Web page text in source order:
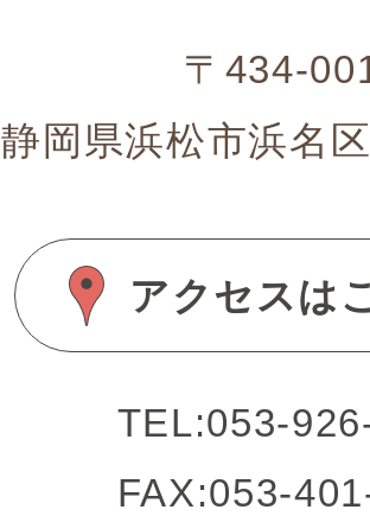
〒434-
静岡県浜松市浜名
アクセスは
TEL:053-
FAX:053-